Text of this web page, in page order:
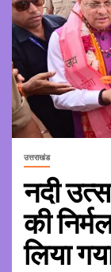
उत्तराखंड
नदी
की
लिया